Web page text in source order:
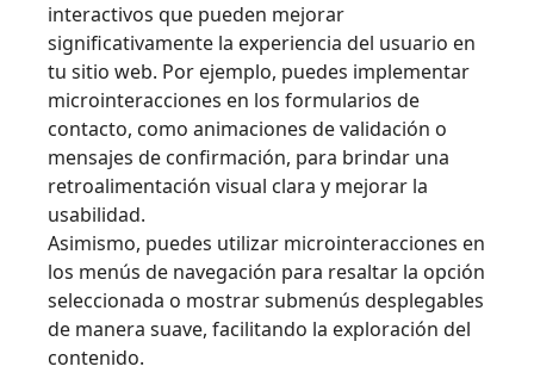
interactivos que pueden mejorar
significativamente la experiencia del usuario en
tu sitio web. Por ejemplo, puedes implementar
microinteracciones en los formularios de
contacto, como animaciones de validación o
mensajes de confirmación, para brindar una
retroalimentación visual clara y mejorar la
usabilidad.
Asimismo, puedes utilizar microinteracciones en
los menús de navegación para resaltar la opción
seleccionada o mostrar submenús desplegables
de manera suave, facilitando la exploración del
contenido.